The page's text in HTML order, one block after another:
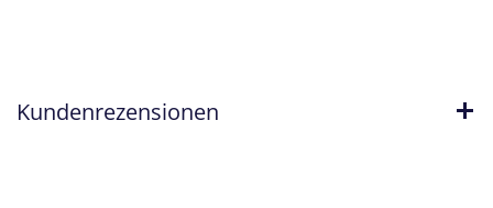
Kundenrezensionen